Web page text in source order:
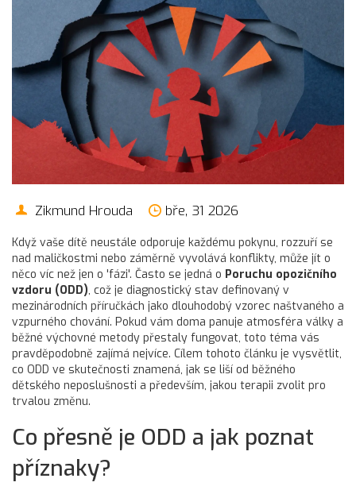
Zikmund Hrouda bře, 31 2026
Když vaše dítě neustále odporuje každému pokynu, rozzuří se
nad maličkostmi nebo záměrně vyvolává konflikty, může jít o
něco víc než jen o 'fázi'. Často se jedná o Poruchu opozičního
vzdoru (ODD), což je diagnostický stav definovaný v
mezinárodních příručkách jako dlouhodobý vzorec naštvaného a
vzpurného chování. Pokud vám doma panuje atmosféra války a
běžné výchovné metody přestaly fungovat, toto téma vás
pravděpodobně zajímá nejvíce. Cílem tohoto článku je vysvětlit,
co ODD ve skutečnosti znamená, jak se liší od běžného
dětského neposlušnosti a především, jakou terapii zvolit pro
trvalou změnu.
Co přesně je ODD a jak poznat
příznaky?